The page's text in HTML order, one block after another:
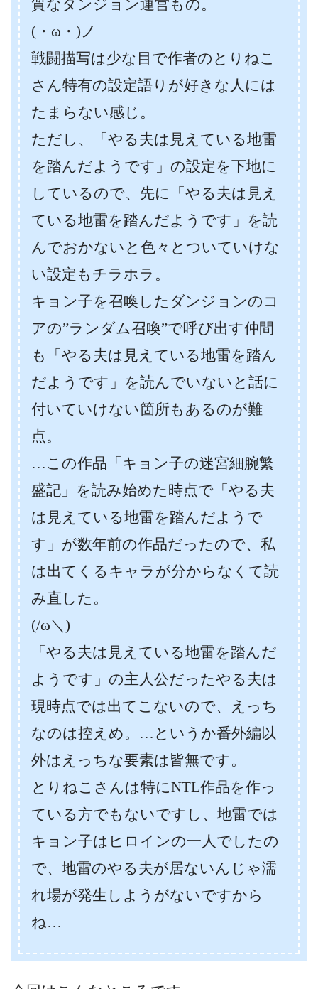
質なダンジョン運営もの。
(・ω・)ノ
戦闘描写は少な目で作者のとりねこ
さん特有の設定語りが好きな人には
たまらない感じ。
ただし、「やる夫は見えている地雷
を踏んだようです」の設定を下地に
しているので、先に「やる夫は見え
ている地雷を踏んだようです」を読
んでおかないと色々とついていけな
い設定もチラホラ。
キョン子を召喚したダンジョンのコ
アの”ランダム召喚”で呼び出す仲間
も「やる夫は見えている地雷を踏ん
だようです」を読んでいないと話に
付いていけない箇所もあるのが難
点。
…この作品「キョン子の迷宮細腕繁
盛記」を読み始めた時点で「やる夫
は見えている地雷を踏んだようで
す」が数年前の作品だったので、私
は出てくるキャラが分からなくて読
み直した。
(/ω＼)
「やる夫は見えている地雷を踏んだ
ようです」の主人公だったやる夫は
現時点では出てこないので、えっち
なのは控えめ。…というか番外編以
外はえっちな要素は皆無です。
とりねこさんは特にNTL作品を作っ
ている方でもないですし、地雷では
キョン子はヒロインの一人でしたの
で、地雷のやる夫が居ないんじゃ濡
れ場が発生しようがないですから
ね…